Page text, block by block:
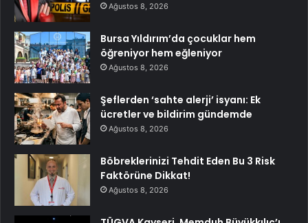
Ağustos 8, 2026
Bursa Yıldırım’da çocuklar hem
öğreniyor hem eğleniyor
Ağustos 8, 2026
Şeflerden ‘sahte alerji’ isyanı: Ek
ücretler ve bildirim gündemde
Ağustos 8, 2026
Böbreklerinizi Tehdit Eden Bu 3 Risk
Faktörüne Dikkat!
Ağustos 8, 2026